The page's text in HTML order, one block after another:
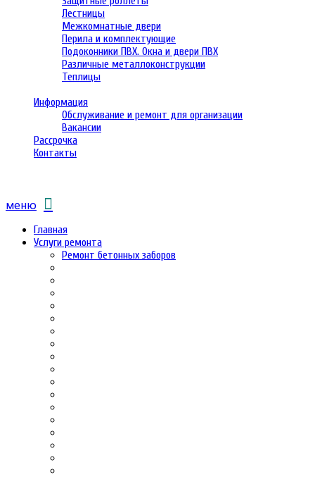
Лестницы
Межкомнатные двери
Перила и комплектующие
Подоконники ПВХ. Окна и двери ПВХ
Различные металлоконструкции
Теплицы
Информация
Обслуживание и ремонт для организации
Вакансии
Рассрочка
Контакты
меню
Главная
Услуги ремонта
Ремонт бетонных заборов